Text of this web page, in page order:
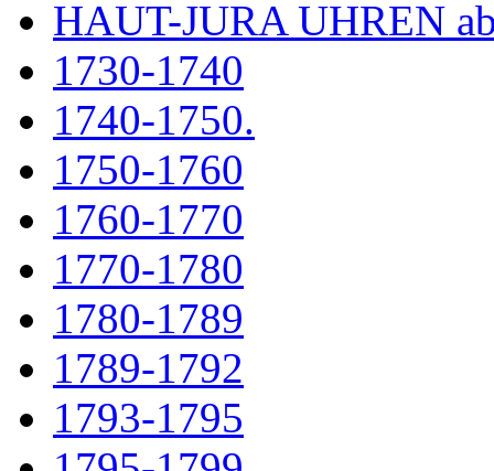
HAUT-JURA UHREN
1730-1740
1740-1750.
1750-1760
1760-1770
1770-1780
1780-1789
1789-1792
1793-1795